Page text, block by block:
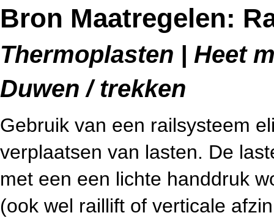
Bron Maatregelen:
Thermoplasten | Heet
Duwen / trekken
Gebruik van een railsysteem
verplaatsen van lasten. De
met een een lichte handdruk
(ook wel raillift of verticale